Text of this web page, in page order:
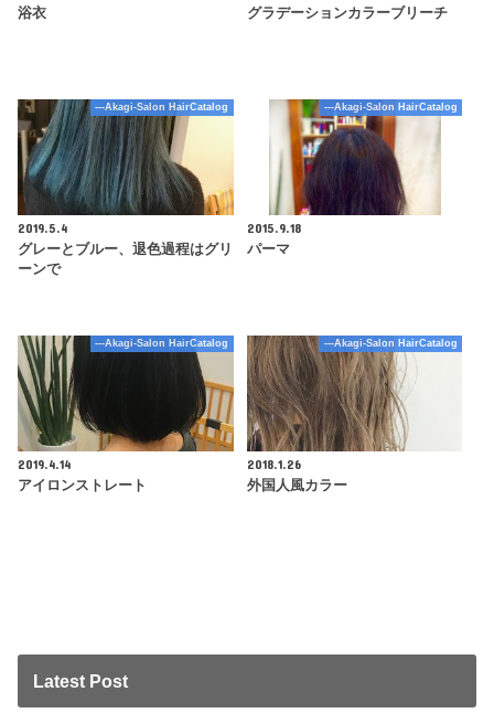
浴衣
グラデーションカラーブリーチ
---Akagi-Salon HairCatalog
2019.5.4
グレーとブルー、退色過程はグリ
ーンで
---Akagi-Salon HairCatalog
2015.9.18
パーマ
---Akagi-Salon HairCatalog
2019.4.14
アイロンストレート
---Akagi-Salon HairCatalog
2018.1.26
外国人風カラー
Latest Post